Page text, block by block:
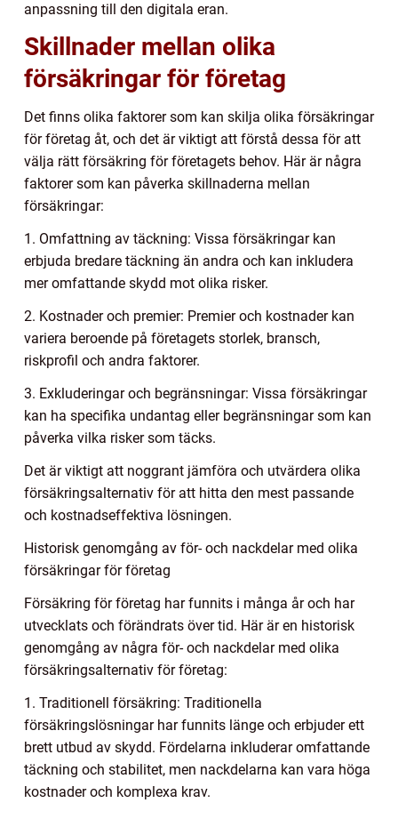
anpassning till den digitala eran.
Skillnader mellan olika
försäkringar för företag
Det finns olika faktorer som kan skilja olika försäkringar
för företag åt, och det är viktigt att förstå dessa för att
välja rätt försäkring för företagets behov. Här är några
faktorer som kan påverka skillnaderna mellan
försäkringar:
1. Omfattning av täckning: Vissa försäkringar kan
erbjuda bredare täckning än andra och kan inkludera
mer omfattande skydd mot olika risker.
2. Kostnader och premier: Premier och kostnader kan
variera beroende på företagets storlek, bransch,
riskprofil och andra faktorer.
3. Exkluderingar och begränsningar: Vissa försäkringar
kan ha specifika undantag eller begränsningar som kan
påverka vilka risker som täcks.
Det är viktigt att noggrant jämföra och utvärdera olika
försäkringsalternativ för att hitta den mest passande
och kostnadseffektiva lösningen.
Historisk genomgång av för- och nackdelar med olika
försäkringar för företag
Försäkring för företag har funnits i många år och har
utvecklats och förändrats över tid. Här är en historisk
genomgång av några för- och nackdelar med olika
försäkringsalternativ för företag:
1. Traditionell försäkring: Traditionella
försäkringslösningar har funnits länge och erbjuder ett
brett utbud av skydd. Fördelarna inkluderar omfattande
täckning och stabilitet, men nackdelarna kan vara höga
kostnader och komplexa krav.